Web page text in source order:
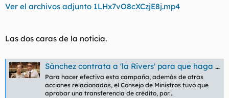
Ver el archivos adjunto 1LHx7vO8cXCzjE8j.mp4
Las dos caras de la noticia.
Sánchez contrata a 'la Rivers' para que haga publicidad de una marca de ropa que ha creado el Gobierno
Para hacer efectiva esta campaña, además de otras
acciones relacionadas, el Consejo de Ministros tuvo que
aprobar una transferencia de crédito, por...